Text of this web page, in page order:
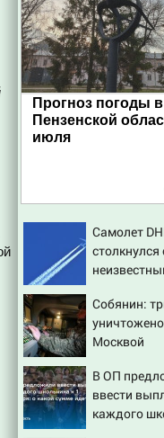
Прогноз погоды в
Пензенской
июля
Самолет
столкнулся
Лейпцигом -
на Вести.ru
Собянин:
Москвой
В ОП
ввести
каждого